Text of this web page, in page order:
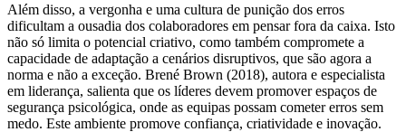
Além disso, a vergonha e uma cultura de punição dos erros
dificultam a ousadia dos colaboradores em pensar fora da caixa. Isto
não só limita o potencial criativo, como também compromete a
capacidade de adaptação a cenários disruptivos, que são agora a
norma e não a exceção. Brené Brown (2018), autora e especialista
em liderança, salienta que os líderes devem promover espaços de
segurança psicológica, onde as equipas possam cometer erros sem
medo. Este ambiente promove confiança, criatividade e inovação.